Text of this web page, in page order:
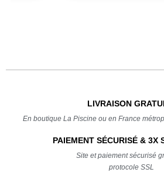
LIVRAISON
En boutique La Piscine ou en France
PAIEMENT SÉCURISÉ & 3X
Site et paiement sécurisé
protocole SSL